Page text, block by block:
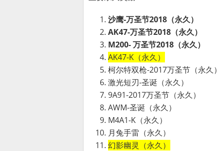
沙鹰-万圣节2018（永久）
AK47-万圣节2018（永久）
M200- 万圣节2018（永久）
AK47-K（永久）
柯尔特双枪-2017万圣节（永久
激光短刃-圣诞（永久）
9A91-2017万圣节（永久）
AWM-圣诞（永久）
M4A1-K（永久）
月兔手雷（永久）
幻影幽灵（永久）